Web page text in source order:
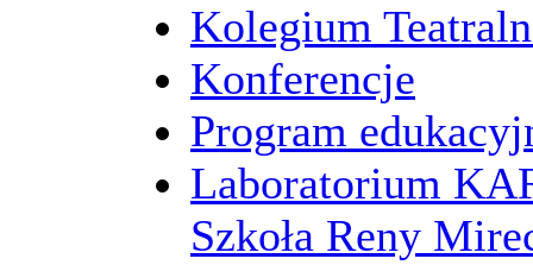
Kolegium
Konferencje
Program
Laboratorium
Szkoła Reny